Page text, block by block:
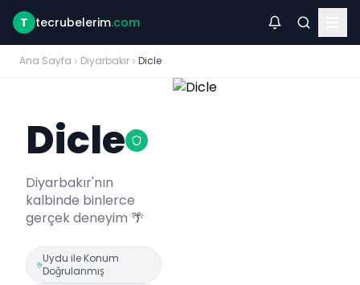
T tecrubelerim.com
Ana Sayfa Diyarbakır Dicle
Dicle
Diyarbakır'nın
kalbinde binlerce
gerçek deneyim 🌴
Uydu ile Konum
Doğrulanmış